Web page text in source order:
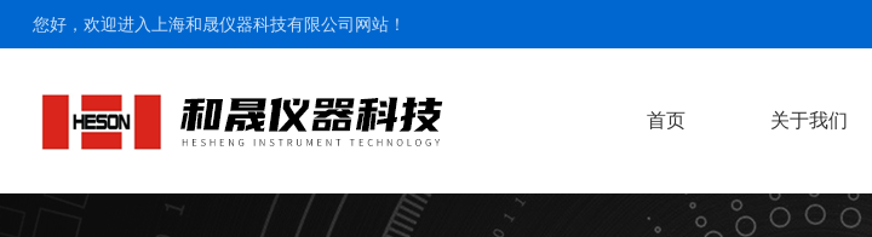
您好，欢迎进入上海和晟仪器科技有限公司网站！
首页 关于我们